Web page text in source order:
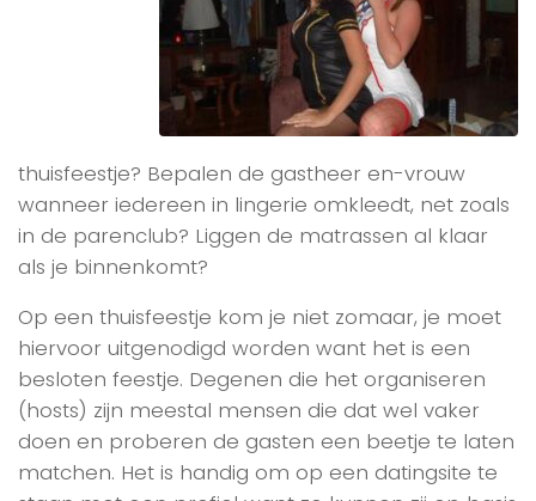
thuisfeestje? Bepalen de gastheer en-vrouw
wanneer iedereen in lingerie omkleedt, net zoals
in de parenclub? Liggen de matrassen al klaar
als je binnenkomt?
Op een thuisfeestje kom je niet zomaar, je moet
hiervoor uitgenodigd worden want het is een
besloten feestje. Degenen die het organiseren
(hosts) zijn meestal mensen die dat wel vaker
doen en proberen de gasten een beetje te laten
matchen. Het is handig om op een datingsite te